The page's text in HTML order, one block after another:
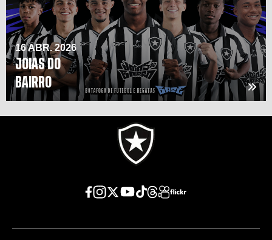
16 ABR. 2026
JOIAS DO
BAIRRO